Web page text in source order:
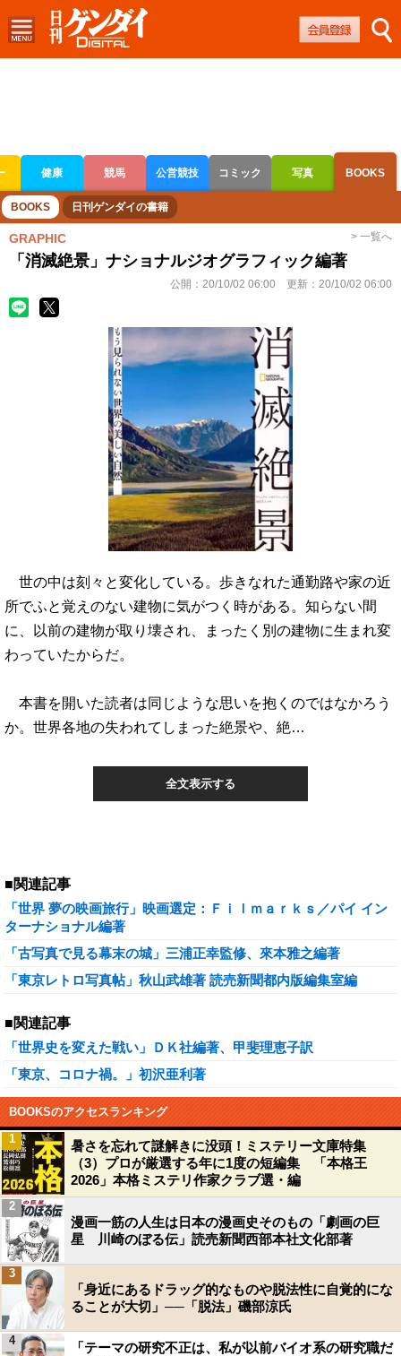
健康 競馬 公営競技 コミック 写真 BOOKS
ボートレース 競輪 オートレース
BOOKS 日刊ゲンダイの書籍
GRAPHIC > 一覧へ
「消滅絶景」ナショナルジオグラフィック編著
公開： 20/10/02 06:00 更新： 20/10/02 06:00
世の中は刻々と変化している。歩きなれた通勤路や家の近
所でふと覚えのない建物に気がつく時がある。知らない間
に、以前の建物が取り壊され、まったく別の建物に生まれ変
わっていたからだ。
本書を開いた読者は同じような思いを抱くのではなかろう
か。世界各地の失われてしまった絶景や、絶…
全文表示する
■関連記事
「世界 夢の映画旅行」映画選定：Ｆｉｌｍａｒｋｓ／パイ イン
ターナショナル編著
「古写真で見る幕末の城」三浦正幸監修、來本雅之編著
「東京レトロ写真帖」秋山武雄著 読売新聞都内版編集室編
■関連記事
「世界史を変えた戦い」ＤＫ社編著、甲斐理恵子訳
「東京、コロナ禍。」初沢亜利著
BOOKSのアクセスランキング
暑さを忘れて謎解きに没頭！ミステリー文庫特集
（3）プロが厳選する年に1度の短編集 「本格王
2026」本格ミステリ作家クラブ選・編
1
漫画一筋の人生は日本の漫画史そのもの「劇画の巨
星 川崎のぼる伝」読売新聞西部本社文化部著
2
「身近にあるドラッグ的なものや脱法性に自覚的にな
ることが大切」──「脱法」磯部涼氏
3
「テーマの研究不正は、私が以前バイオ系の研究職だ
4